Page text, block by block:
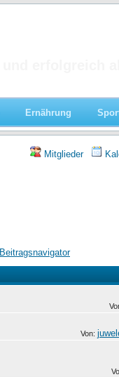
Ernährung
Mitglieder
Beitragsnavigator
Von: